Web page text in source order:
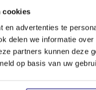
cookies
en advertenties te
delen we informatie
partners kunnen deze
op basis van uw
Seeker (HSS):
ervaringen en
verveeld. Dit kan
en de drang naar actie.
VAN DE